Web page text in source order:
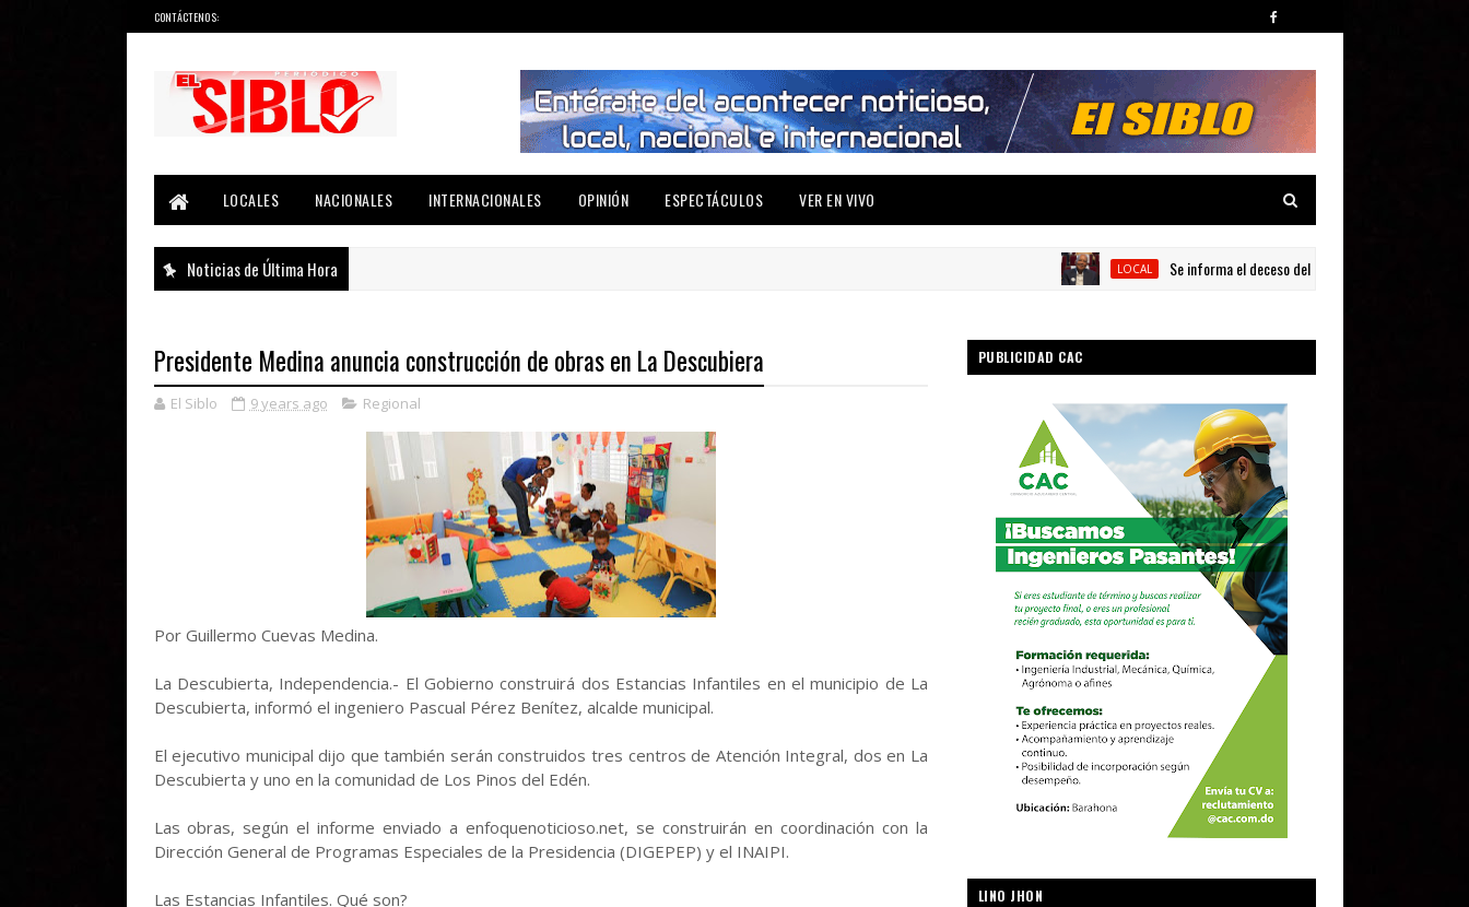
CONTÁCTENOS:
LOCALES
NACIONALES INTERNACIONALES OPINIÓN ESPECTÁCULOS VER EN VIVO
Noticias de Última Hora LOCAL Se informa el deceso del barahonero Ezequiel Vázquez.
Presidente Medina anuncia construcción de obras en La Descubiera
El Siblo 9 years ago Regional
Por Guillermo Cuevas Medina.
La Descubierta, Independencia.- El Gobierno construirá dos Estancias Infantiles en el municipio de La
Descubierta, informó el ingeniero Pascual Pérez Benítez, alcalde municipal.
El ejecutivo municipal dijo que también serán construidos tres centros de Atención Integral, dos en La
Descubierta y uno en la comunidad de Los Pinos del Edén.
Las obras, según el informe enviado a enfoquenoticioso.net, se construirán en coordinación con la
Dirección General de Programas Especiales de la Presidencia (DIGEPEP) y el INAIPI.
Las Estancias Infantiles. Qué son?
PUBLICIDAD CAC
LINO JHON